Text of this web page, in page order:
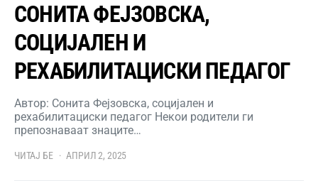
СОНИТА ФЕЈЗОВСКА,
СОЦИЈАЛЕН И
РЕХАБИЛИТАЦИСКИ ПЕДАГОГ
Автор: Сонита Фејзовска, социјален и
рехабилитациски педагог Некои родители ги
препознаваат знаците…
ЧИТАЈ БЕ АПРИЛ 2, 2025